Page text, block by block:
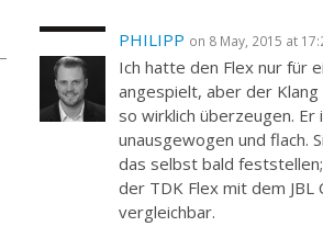
PHILIPP on 8 May, 2015 at
Ich hatte den Flex nur für
angespielt, aber der Klang
so wirklich überzeugen. Er
unausgewogen und flach.
das selbst bald
der TDK Flex mit dem JBL
vergleichbar.